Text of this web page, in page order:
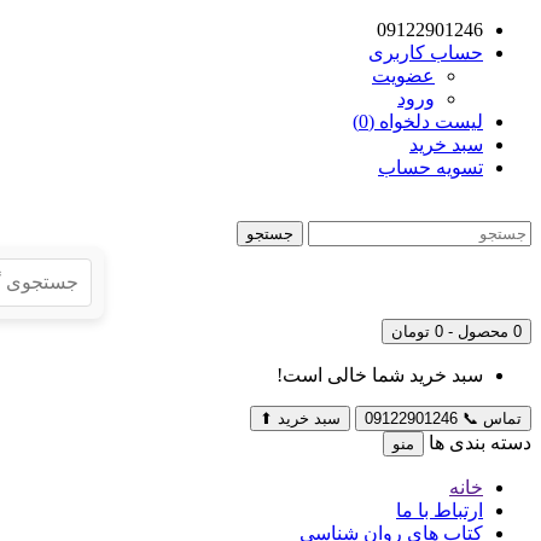
09122901246
حساب کاربری
عضویت
ورود
لیست دلخواه (0)
سبد خرید
تسویه حساب
جستجو
0 محصول - 0 تومان
سبد خرید شما خالی است!
تماس 📞
09122901246 سبد خرید ⬆
دسته بندی ها منو
خانه
ارتباط با ما
کتاب های روان شناسی